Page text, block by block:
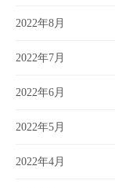
2022年8月
2022年7月
2022年6月
2022年5月
2022年4月